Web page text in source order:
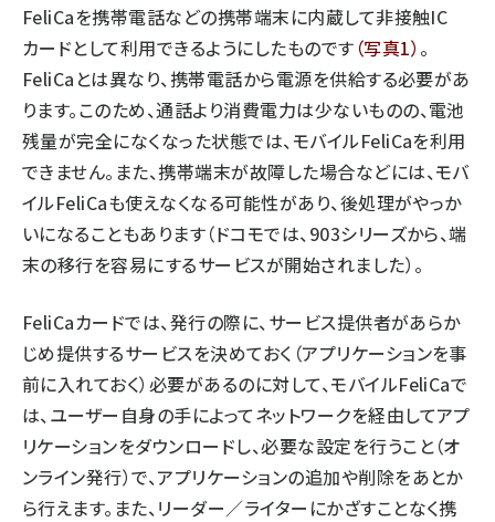
FeliCaを携帯電話などの携帯端末に内蔵して非接触IC
カードとして利用できるようにしたものです （写真1） 。
FeliCaとは異なり、携帯電話から電源を供給する必要があ
ります。このため、通話より消費電力は少ないものの、電池
残量が完全になくなった状態では、モバイルFeliCaを利用
できません。また、携帯端末が故障した場合などには、モバ
イルFeliCaも使えなくなる可能性があり、後処理がやっか
いになることもあります（ドコモでは、903シリーズから、端
末の移行を容易にするサービスが開始されました）。
FeliCaカードでは、発行の際に、サービス提供者があらか
じめ提供するサービスを決めておく（アプリケーションを事
前に入れておく）必要があるのに対して、モバイルFeliCaで
は、ユーザー自身の手によってネットワークを経由してアプ
リケーションをダウンロードし、必要な設定を行うこと（オ
ンライン発行）で、アプリケーションの追加や削除をあとか
ら行えます。また、リーダー／ライターにかざすことなく携